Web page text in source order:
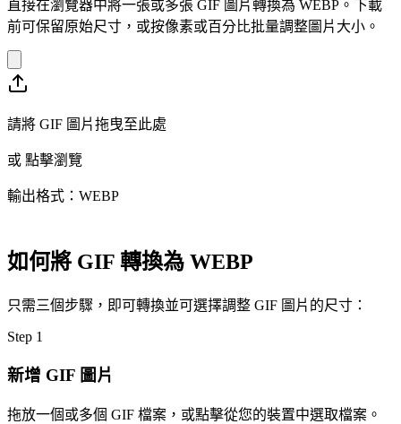
直接在瀏覽器中將一張或多張 GIF 圖片轉換為 WEBP。下載
前可保留原始尺寸，或按像素或百分比批量調整圖片大小。
請將 GIF 圖片拖曳至此處
或 點擊瀏覽
輸出格式：WEBP
如何將 GIF 轉換為 WEBP
只需三個步驟，即可轉換並可選擇調整 GIF 圖片的尺寸：
Step 1
新增 GIF 圖片
拖放一個或多個 GIF 檔案，或點擊從您的裝置中選取檔案。